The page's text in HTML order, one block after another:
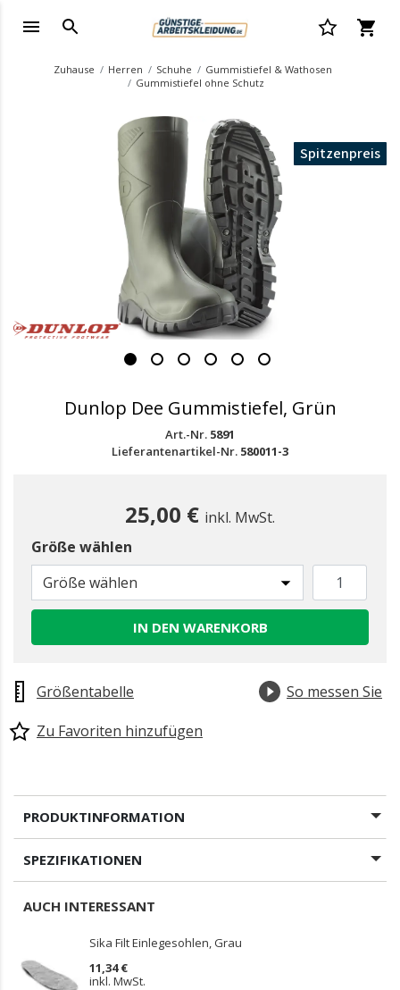
Zuhause Herren Schuhe
Gummistiefel & Wathosen
Gummistiefel ohne Schutz
Spitzenpreis
Dunlop Dee Gummistiefel, Grün
Art.-Nr. 5891
Lieferantenartikel-Nr. 580011-3
25,00 € inkl. MwSt.
Größe wählen
Größe wählen
IN DEN WARENKORB
Größentabelle
So messen Sie
Zu Favoriten hinzufügen
PRODUKTINFORMATION
SPEZIFIKATIONEN
AUCH INTERESSANT
Sika Filt Einlegesohlen, Grau
11,34 €
inkl. MwSt.